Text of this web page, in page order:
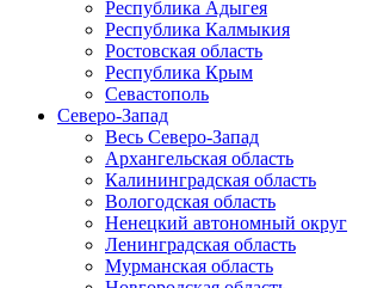
Республика Адыгея
Республика Калмыкия
Ростовская область
Республика Крым
Севастополь
Северо-Запад
Весь Северо-Запад
Архангельская область
Калининградская область
Вологодская область
Ненецкий автономный округ
Ленинградская область
Мурманская область